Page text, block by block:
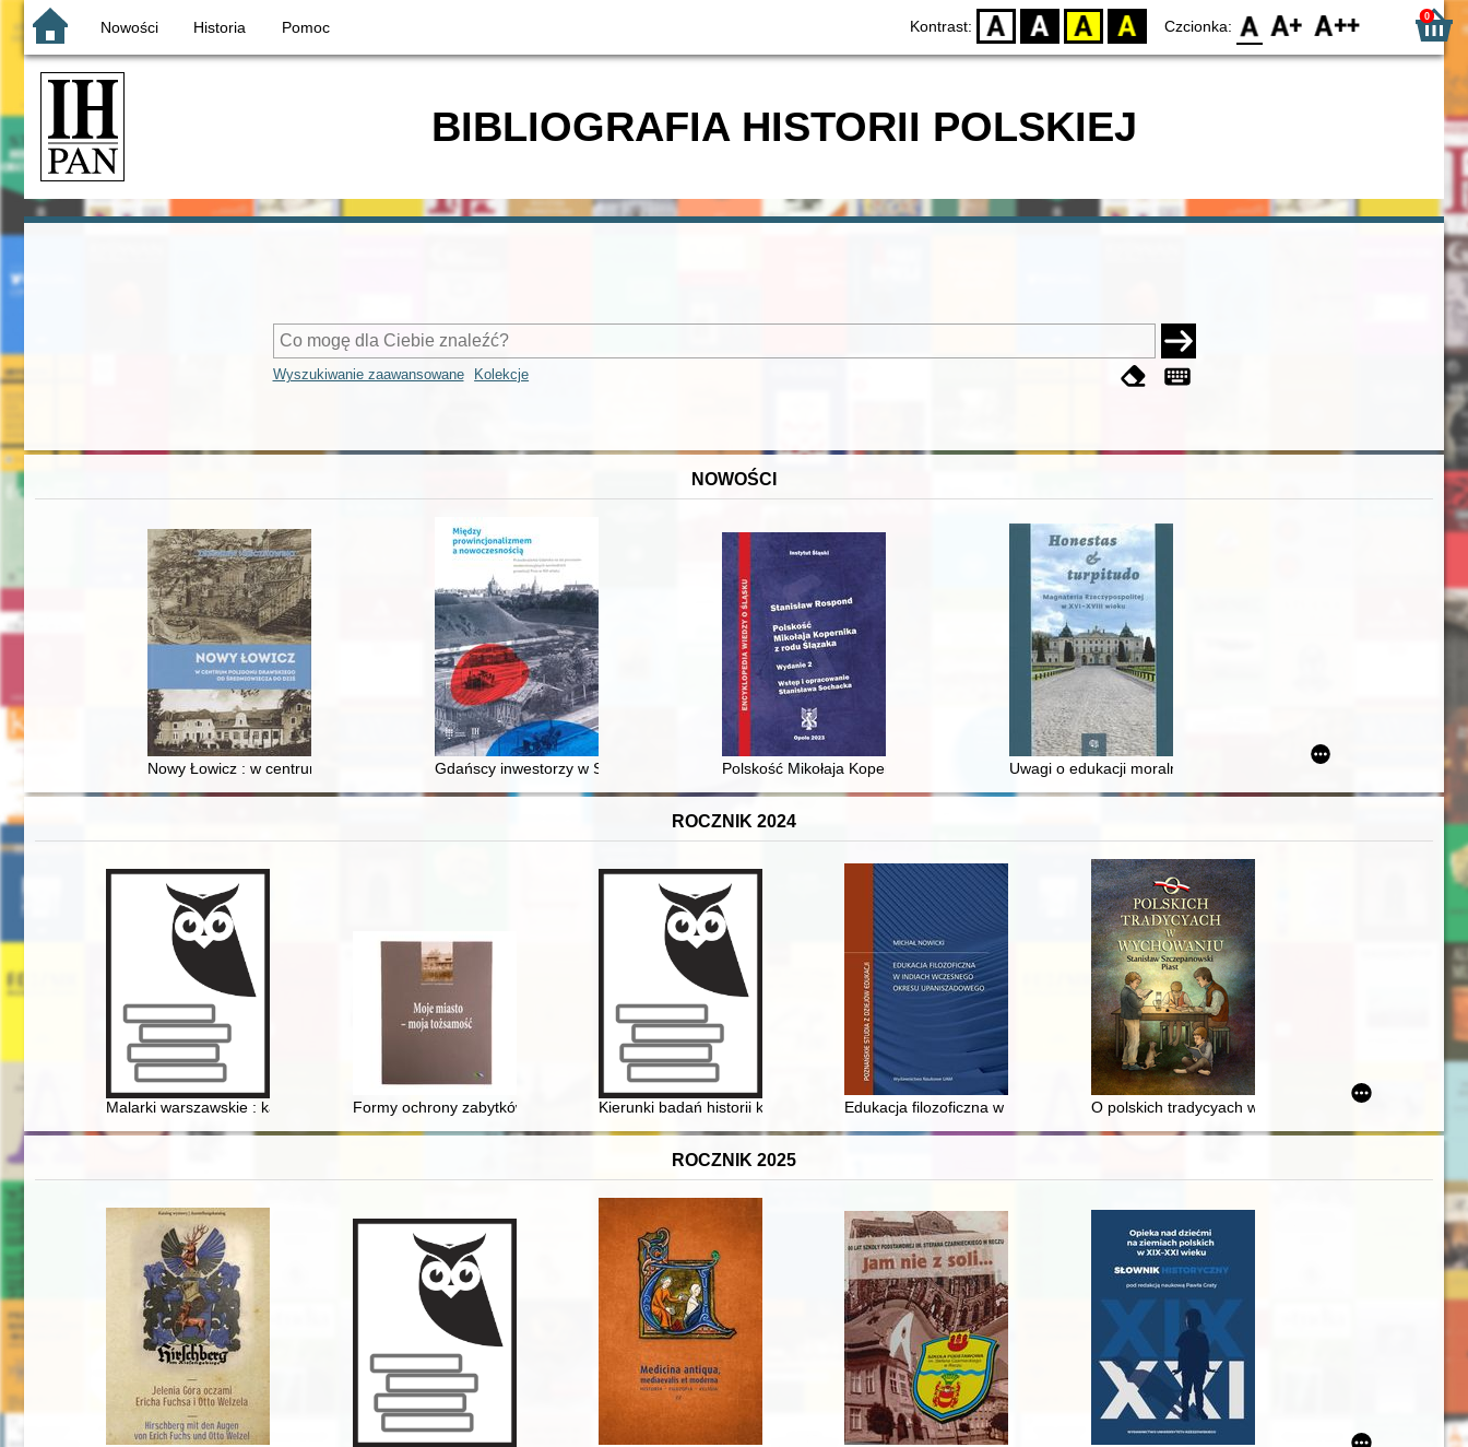
Nowości Historia Pomoc Kontrast: D BW YB BY Czcionka: F0 F1 F2 0
BIBLIOGRAFIA HISTORII POLSKIEJ
Wyszukiwanie zaawansowane Kolekcje
NOWOŚCI
Nowy Łowicz : w centrum poligonu drawskiego od średniowiecza do dziśGdańscy inwestorzy w Sopocie : prestiż finansowy i towarzyski lokalnego mieszczaństwa w 2. poł. XIX w
Polskość Mikołaja Kopernika z rodu ŚlązakaUwagi o edukacji moralnej synów szlacheckich w XVI-wiecznej
ROCZNIK 2024
Malarki warszawskie : katalog zbiorów Państwowego Muzeum Etnograficznego w Warszawie = Warsaw painters : the catalogue of the collection of the National Ethnographic Museum in Warsaw
Formy ochrony zabytków w ZakopanemKierunki badań historii kobiet w Polsce : stan badań i perspektywy na przykładzie wybranych zagadnień = Directions of
Edukacja filozoficzna w Indiach wczesnego okresu upaniszadowego
O polskich tradycyach w wychowaniu
ROCZNIK 2025